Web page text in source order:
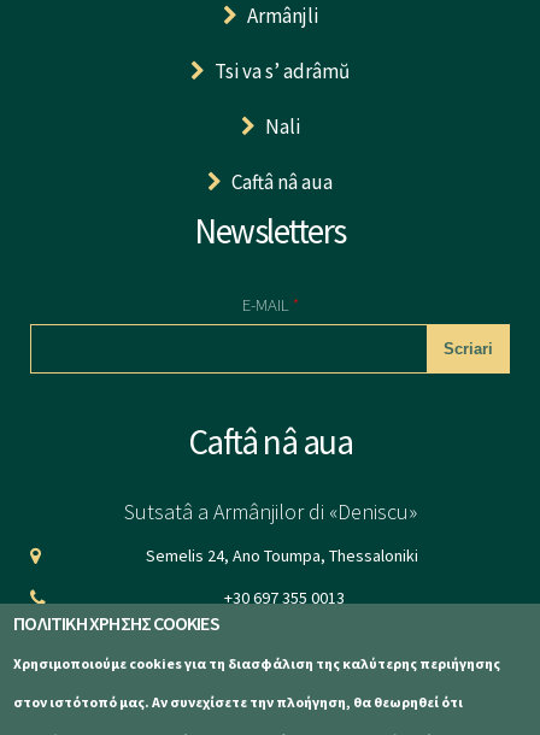
Armânjli
Tsi va s’ adrâmŭ
Nali
Caftâ nâ aua
Newsletters
E-MAIL *
whether or not
you are a human
visitor and to
Caftâ nâ aua
Sutsatâ a Armânjilor di «Deniscu»
Semelis 24, Ano Toumpa, Thessaloniki
+30 697 355 0013
ΠΟΛΙΤΙΚΗ ΧΡΗΣΗΣ COOKIES
Χρησιμοποιούμε cookies για τη διασφάλιση της καλύτερης περιήγησης
στον ιστότοπό μας. Αν συνεχίσετε την πλοήγηση, θα θεωρηθεί ότι